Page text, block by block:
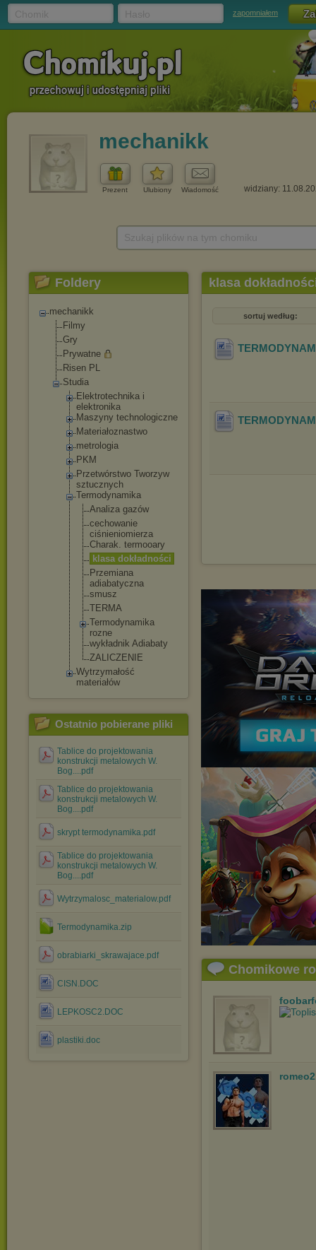
zapomniałem
mechanikk
Prezent Ulubiony Wiadomość widziany:
Foldery
mechanikk
Filmy
Gry
Prywatne
Risen PL
Studia
Elektrotechnika i
elektronika
Maszyny technologiczne
Materiałoznastwo
metrologia
PKM
Przetwórstwo Tworzyw
sztucznych
Termodynamika
Analiza gazów
cechowanie
ciśnieniomierza
Charak. termooary
klasa dokładności
Przemiana
adiabatyczna
smusz
TERMA
Termodynami ka
rozne
wykładnik Adiabaty
ZALICZENIE
Wytrzymałość
materiałów
Ostatnio pobierane pliki
Tablice do projektowania
konstrukcji metalowych W.
Bog....pdf
Tablice do projektowania
konstrukcji metalowych W.
Bog....pdf
skrypt termodynamika.pdf
Tablice do projektowania
konstrukcji metalowych W.
Bog....pdf
Wytrzymalosc_materialow.pdf
Termodynamika.zip
obrabiarki_skrawajace.pdf
CISN.DOC
LEPKOSC2.DOC
plastiki.doc
klasa
sortuj według:
Chomikowe